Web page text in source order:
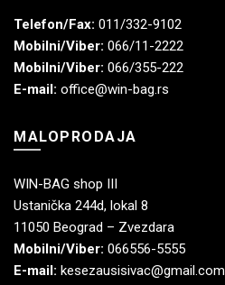
Telefon/Fax: 011/332-9102
Mobilni/Viber: 066/11-2222
Mobilni/Viber: 066/355-222
E-mail: office@win-bag.rs
MALOPRODAJA
WIN-BAG shop III
Ustanička 244d, lokal 8
11050 Beograd – Zvezdara
Mobilni/Viber: 066556-5555
E-mail: kesezausisivac@gmail.com